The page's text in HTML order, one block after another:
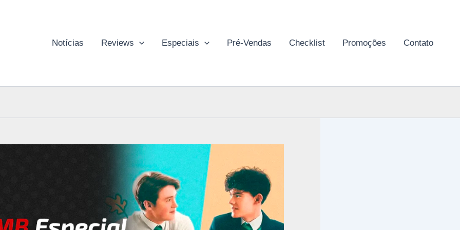
Notícias Reviews Especiais Pré-Vendas Checklist Promoções Contato